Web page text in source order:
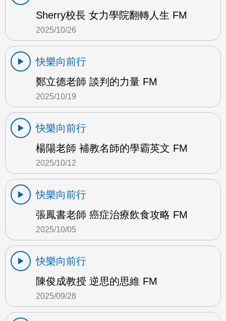
Sherry校長 女力學院翻轉人生 FM
2025/10/26
快樂向前行
鄭立德老師 談判的力量 FM
2025/10/19
快樂向前行
楊陽老師 補教名師的學霸英文 FM
2025/10/12
快樂向前行
張鳳書老師 癌症治療飲食攻略 FM
2025/10/05
快樂向前行
陳俊成教授 逆思的思維 FM
2025/09/28